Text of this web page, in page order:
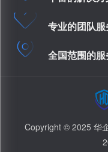
专业的团队服
全国范围的服
Copyright © 2025 华